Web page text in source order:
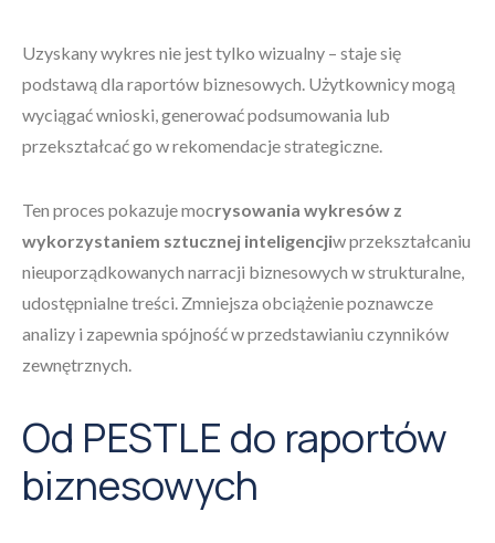
Uzyskany wykres nie jest tylko wizualny – staje się
podstawą dla raportów biznesowych. Użytkownicy mogą
wyciągać wnioski, generować podsumowania lub
przekształcać go w rekomendacje strategiczne.
Ten proces pokazuje mocrysowania wykresów z
wykorzystaniem sztucznej inteligencjiw przekształcaniu
nieuporządkowanych narracji biznesowych w strukturalne,
udostępnialne treści. Zmniejsza obciążenie poznawcze
analizy i zapewnia spójność w przedstawianiu czynników
zewnętrznych.
Od PESTLE do raportów
biznesowych